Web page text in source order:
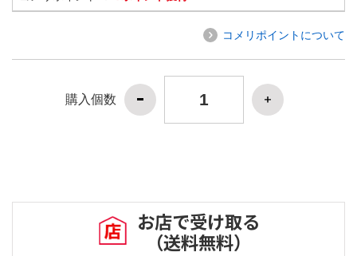
コメリポイントについて
購入個数
お店で受け取る
（送料無料）